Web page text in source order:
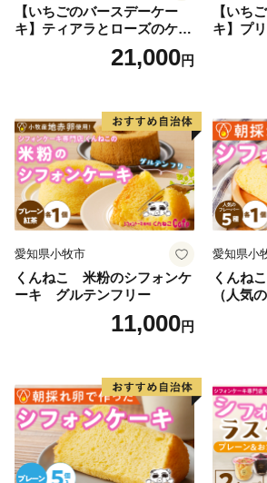
て岩屋を形成し、滝の裏側から眺め
見の滝」。裏から見るとカーテンのよ
で、パワースポットにもなっています
◆お問い合わせ先◆
鏡野町ふるさと納税コールセンター
TEL ：050-3355-7158
MAIL：o.kagamino@do-furusato.jp
受付時間：平日9:00〜17:15
【いちごのバースデーケー
キ】ティアラとローズのケー
キ スイーツ デザート 洋菓
子 お取り寄せ 愛知県 小牧市
レーション ホールケーキ 日
時指定可
21,000円
【いち
キ】プ
日時指
ト 洋菓
デコレ
ルケー
も
愛知県小牧市
くんねこ 米粉のシフォンケ
ーキ グルテンフリー
11,000円
愛知県小
くんね
（人気